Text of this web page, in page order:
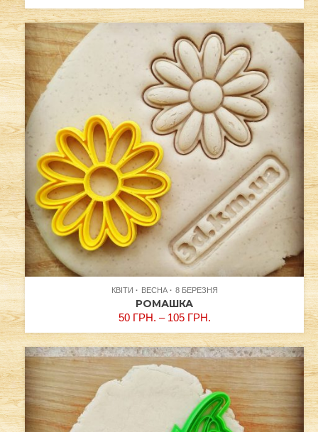
КВІТИ ВЕСНА 8 БЕРЕЗНЯ
РОМАШКА
50 ГРН. – 105 ГРН.